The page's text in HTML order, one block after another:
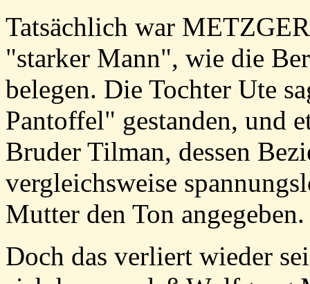
Tatsächlich war
"starker Mann", wie die
belegen. Die Tochter Ute
Pantoffel" gestanden, und
Bruder Tilman, dessen
vergleichsweise
Mutter den Ton angegeben.
Doch das verliert wieder